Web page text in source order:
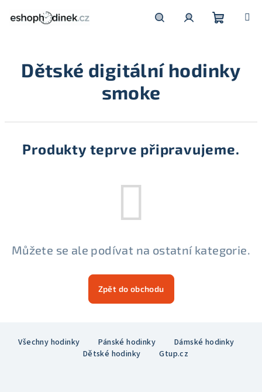
košík
Dětské digitální hodinky
smoke
Produkty teprve připravujeme.
Můžete se ale podívat na ostatní kategorie.
Zpět do obchodu
Všechny hodinky Pánské hodinky
Dámské hodinky
Dětské hodinky
Gtup.cz